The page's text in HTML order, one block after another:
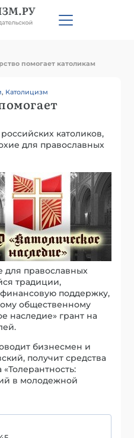
помогает католикам
, Католицизм
католиков,
для православных
для православных
традиции,
финансовую поддержку,
общественному
наследие» грант на
бизнесмен и
получит средства
в молодежной